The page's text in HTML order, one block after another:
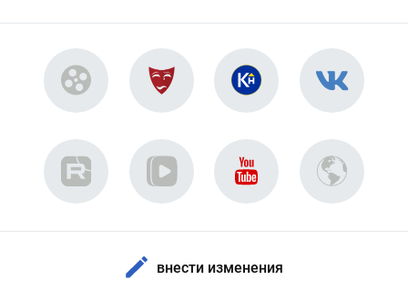
внести изменения